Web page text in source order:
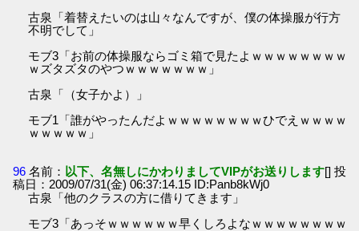
古泉「着替えたいのは山々なんですが、僕の体操服が行方
不明でして」
モブ3「お前の体操服ならゴミ箱で見たよｗｗｗｗｗｗｗｗ
ｗズタズタのやつｗｗｗｗｗｗｗ」
古泉「（女子かよ）」
モブ1「誰がやったんだよｗｗｗｗｗｗｗｗひでえｗｗｗｗ
ｗｗｗｗｗ」
96 名前： 以下、名無しにかわりましてVIPがお送りします[] 投
稿日：2009/07/31(金) 06:37:14.15 ID:Panb8kWj0
古泉「他のクラスの方に借りてきます」
モブ3「あっそｗｗｗｗｗｗ早くしろよなｗｗｗｗｗｗｗｗ